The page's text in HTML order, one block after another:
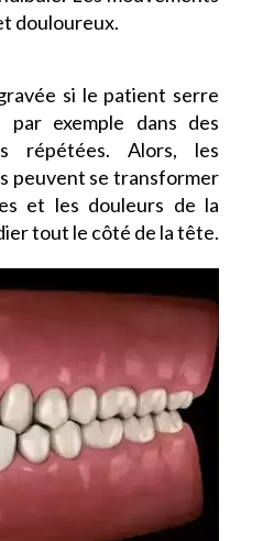
douloureux.
si le patient serre
par exemple dans des
répétées. Alors, les
peuvent se transformer
et les douleurs de la
tout le côté de la tête.